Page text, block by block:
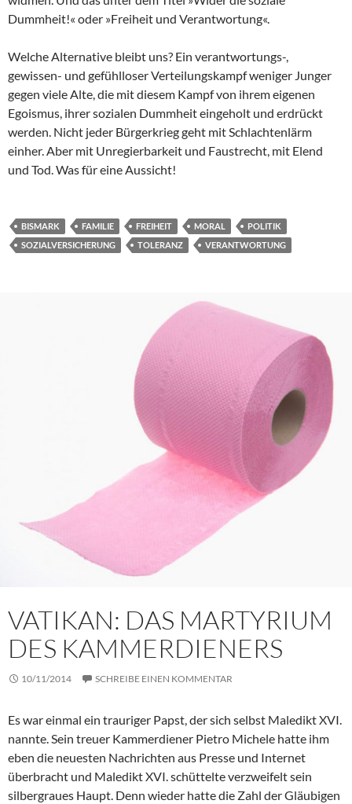
Dummheit!« oder »Freiheit und Verantwortung«.
Welche Alternative bleibt uns? Ein verantwortungs-,
gewissen- und gefühlloser Verteilungskampf weniger Junger
gegen viele Alte, die mit diesem Kampf von ihrem eigenen
Egoismus, ihrer sozialen Dummheit eingeholt und erdrückt
werden. Nicht jeder Bürgerkrieg geht mit Schlachtenlärm
einher. Aber mit Unregierbarkeit und Faustrecht, mit Elend
und Tod. Was für eine Aussicht!
BISMARK FAMILIE FREIHEIT MORAL
POLITIK
SOZIALVERSICHERUNG
TOLERANZ VERANTWORTUNG
VATIKAN: DAS MARTYRIUM
DES KAMMERDIENERS
10/11/2014 SCHREIBE EINEN KOMMENTAR
Es war einmal ein trauriger Papst, der sich selbst Maledikt XVI.
nannte. Sein treuer Kammerdiener Pietro Michele hatte ihm
eben die neuesten Nachrichten aus Presse und Internet
überbracht und Maledikt XVI. schüttelte verzweifelt sein
silbergraues Haupt. Denn wieder hatte die Zahl der Gläubigen